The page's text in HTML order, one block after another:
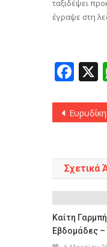
ταξιδέψει
έγραψε στη
Ευρυδίκη: «Δεν
Σχετικά
Καίτη
Εβδομάδες –